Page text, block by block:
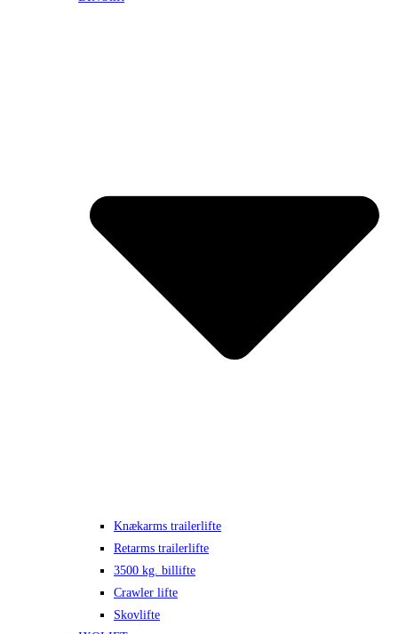
Knækarms trailerlifte
Retarms trailerlifte
3500 kg. billifte
Crawler lifte
Skovlifte